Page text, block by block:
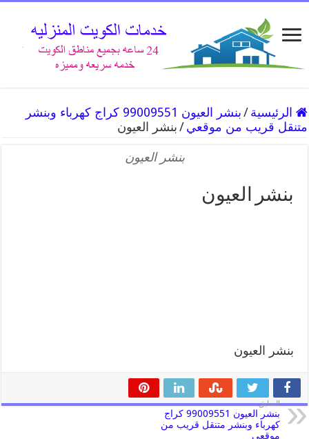
الرئيسية /
بنشر العيون 99009551 كراج كهرباء وبنشر
متنقل قريب من موقعي /بنشر العيون
بنشر العيون
بنشر العيون
بنشر العيون
السابق
بنشر العيون 99009551 كراج
كهرباء وبنشر متنقل قريب من
موقعي